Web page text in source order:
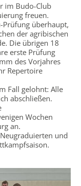
im Budo-Club
freuen.
Prüfung überhaupt,
der agribischen
Die übrigen 18
erste Prüfung
des Vorjahres
Repertoire
Fall gelohnt: Alle
abschließen.
Wochen
an.
und